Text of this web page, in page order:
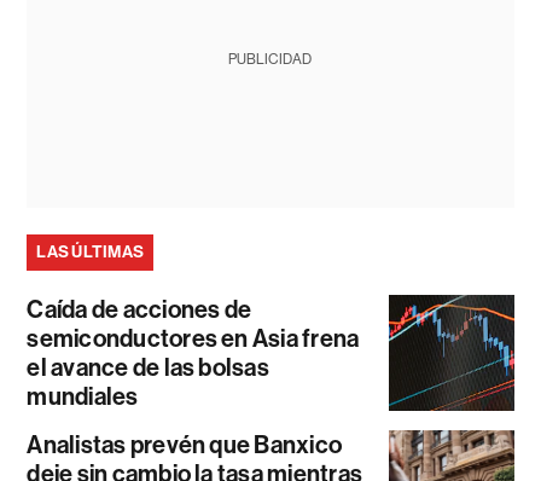
PUBLICIDAD
LAS ÚLTIMAS
Caída de acciones de
semiconductores en Asia frena
el avance de las bolsas
mundiales
Analistas prevén que Banxico
deje sin cambio la tasa mientras